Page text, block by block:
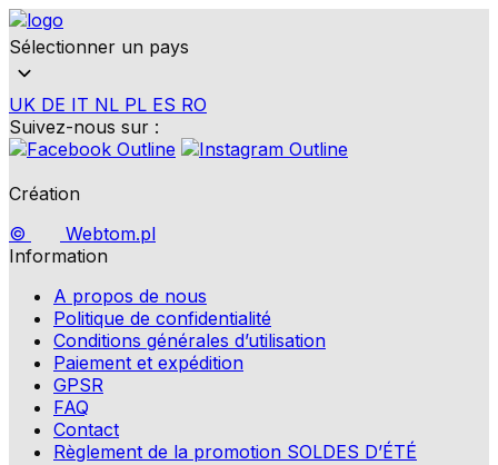
Sélectionner un pays
UK DE IT NL PL ES RO
Suivez-nous sur :
Création
©
Webtom.pl
Information
A propos de nous
Politique de confidentialité
Conditions générales d’utilisation
Paiement et expédition
GPSR
FAQ
Contact
Règlement de la promotion SOLDES D’ÉTÉ